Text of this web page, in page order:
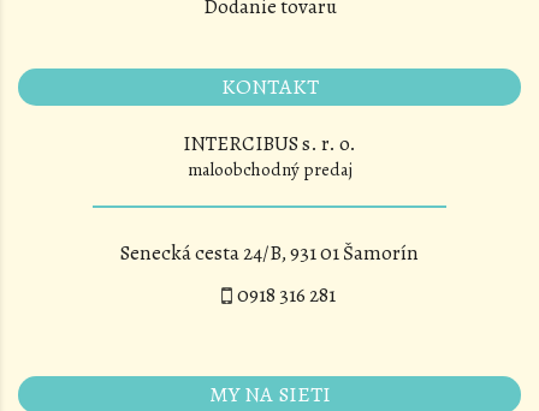
Dodanie tovaru
KONTAKT
INTERCIBUS s. r. o.
maloobchodný predaj
Senecká cesta 24/B, 931 01 Šamorín
0918 316 281
MY NA SIETI